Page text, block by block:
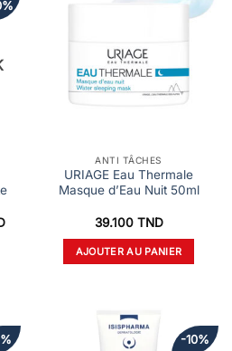
Le
55.000 TND.
ANTI TÂCHES
URIAGE Eau Thermale
Masque d’Eau Nuit 50ml
39.100 TND
AJOUTER AU PANIER
-10%